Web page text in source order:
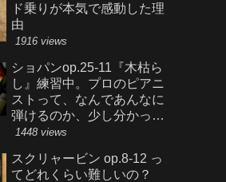
ド乗りが本気で感動した理
由
1916 views
ショパンop.25-11『木枯ら
し』練習中。プロのピアニ
ストって、なんであんなに
弾けるのか、少し分かった
気がする。
1448 views
スクリャービン op.8-12 っ
てどれくらい難しいの？